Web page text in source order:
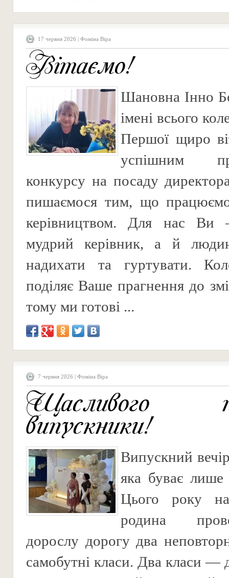
17 червня 2026 | Фоміна Віра
Вітаємо!
Шановна Інно
імені всього
Першої щиро
успішним
конкурсу на посаду
пишаємося тим, що
керівництвом. Для нас
мудрий керівник, а й
надихати та гуртувати.
поділяє Ваше прагнення до
тому ми готові ...
7 червня 2026 | Фоміна Віра
Щасливого
випускники!
Випускний
яка буває
Цього року
родина
дорослу дорогу два
самобутні класи. Два класи —